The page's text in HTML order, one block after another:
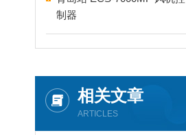
制器
相关文章
ARTICLES